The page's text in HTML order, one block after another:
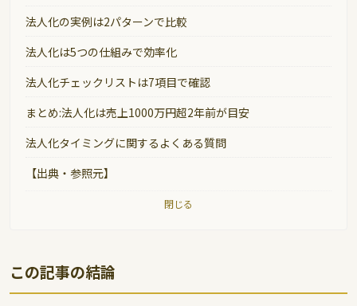
法人化の実例は2パターンで比較
法人化は5つの仕組みで効率化
法人化チェックリストは7項目で確認
まとめ:法人化は売上1000万円超2年前が目安
法人化タイミングに関するよくある質問
【出典・参照元】
閉じる
この記事の結論